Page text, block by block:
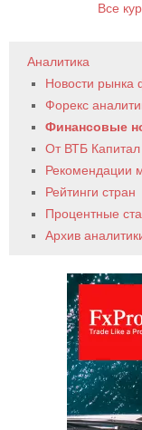
Все
Аналитика
Новости рынка
Форекс
Финансовые
От ВТБ
Рекомендации
Рейтинги стран
Процентные
Архив